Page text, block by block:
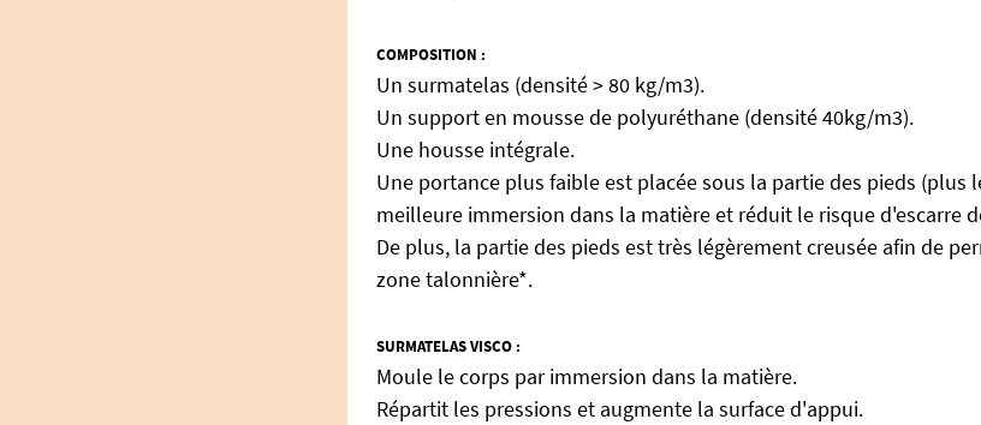
COMPOSITION :
Un surmatelas (densité > 80 kg/m3).
Un support en mousse de polyuréthane (densité 40kg/m3).
Une housse intégrale.
Une portance plus faible est placée sous la partie des pieds (plus
meilleure immersion dans la matière et réduit le risque d'escarre
De plus, la partie des pieds est très légèrement creusée afin de
zone talonnière*.
SURMATELAS VISCO :
Moule le corps par immersion dans la matière.
Répartit les pressions et augmente la surface d'appui.